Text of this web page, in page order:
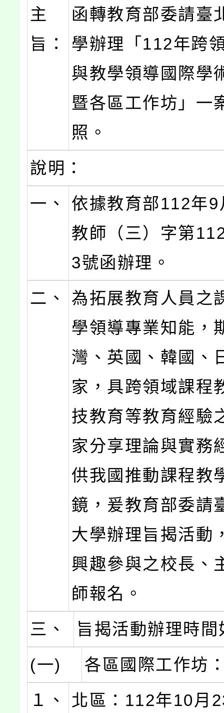
主
旨：
函轉教育部委請臺
學辦理「112年跨
與教學領導國際學
暨各區工作坊」一
照。
說明：
一、
依據教育部112年
教師（三）字第
3號函辦理。
二、
為拓展教育人員之
學領導專業知能，
灣、英國、韓國、
家，具跨領域課程
技教育等教育經驗
家分享理論與實務
供我國推動課程教
鏡，爰教育部委請
大學辦理旨揭活動
興趣參與之校長、
師報名。
三、
旨揭活動辦理時間
(一)
各區國際工作坊
１、
北區：112年10月